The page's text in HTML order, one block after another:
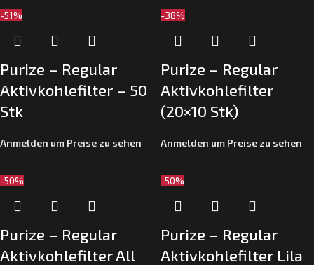
-51%
Purize – Regular
Aktivkohlefilter – 50
Stk
Anmelden um Preise zu sehen
-38%
Purize – Regular
Aktivkohlefilter
(20×10 Stk)
Anmelden um Preise zu sehen
-50%
Purize – Regular
Aktivkohlefilter All
-50%
Purize – Regular
Aktivkohlefilter Lila